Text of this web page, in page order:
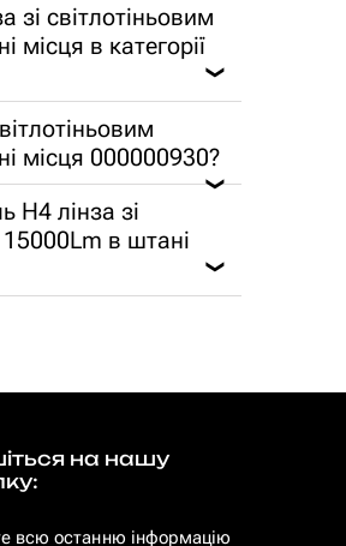
зі світлотіньовим
в категорії
❯
місця 000000930?
❯
H4 лінза зі
в штані
❯
на нашу
всю останню інформацію